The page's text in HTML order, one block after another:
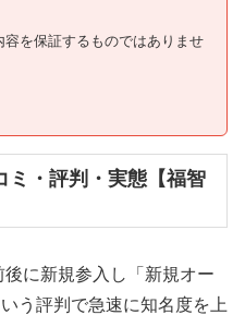
を保証するものではありませ
ミ・評判・実態【福智
に新規参入し「新規オー
う評判で急速に知名度を上